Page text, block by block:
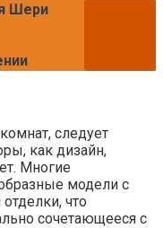
Шери
следует
как дизайн,
Многие
модели с
что
сочетающееся с